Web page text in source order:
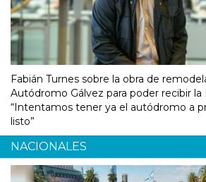
Fabián Turnes sobre la obra de
Autódromo Gálvez para poder recibir la
“Intentamos tener ya el autódromo a
listo”
NACIONALES